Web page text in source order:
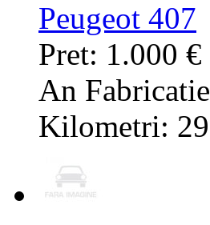
Peugeot 407
Pret: 1.000 €
An
Kilometri: